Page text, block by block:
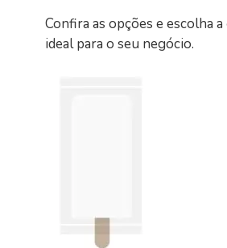
Confira as opções e escolha
ideal para o seu negócio.